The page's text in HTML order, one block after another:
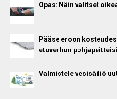
Opas: Näin valitset
Pääse eroon
etuverhon
Valmistele vesisäiliö